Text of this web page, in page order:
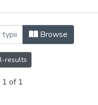
Browse
results
1 of 1